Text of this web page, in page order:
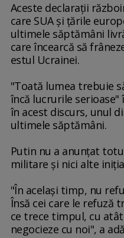
Aceste declaraţii
care SUA şi ţările
ultimele săptămâni
care încearcă să
estul Ucrainei.
"Toată lumea trebuie
încă lucrurile
în acest discurs, unul
ultimele săptămâni.
Putin nu a anunţat
militare şi nici alte
"În acelaşi timp, nu
Însă cei care le refuză
ce trece timpul, cu
negocieze cu noi", a